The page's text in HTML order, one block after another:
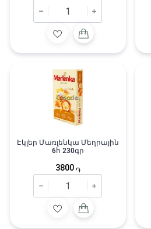
Էկլեր Մառլենկա Մեղրային
6հ 230գր
3800 ֏